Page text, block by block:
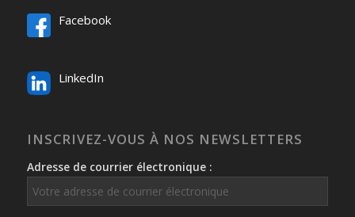
Facebook
LinkedIn
INSCRIVEZ-VOUS À NOS NEWSLETTERS
Adresse de courrier électronique :